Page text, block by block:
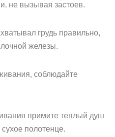
не вызывая застоев.
грудь правильно,
железы.
соблюдайте
примите теплый душ
полотенце.